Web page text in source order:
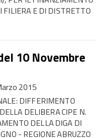
FILIERA E DI DISTRETTO
10 Novembre
2015
DIFFERIMENTO
DELIBERA CIPE N.
DELLA DIGA DI
- REGIONE ABRUZZO